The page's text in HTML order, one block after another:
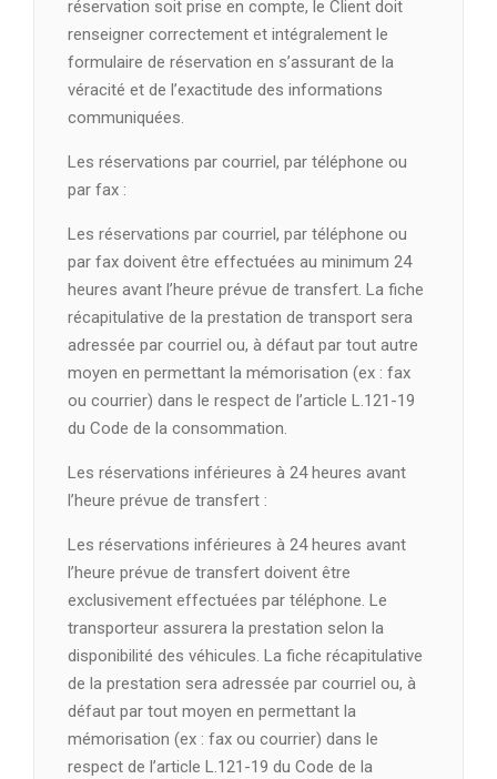
réservation soit prise en compte, le Client doit
renseigner correctement et intégralement le
formulaire de réservation en s’assurant de la
véracité et de l’exactitude des informations
communiquées.
Les réservations par courriel, par téléphone ou
par fax :
Les réservations par courriel, par téléphone ou
par fax doivent être effectuées au minimum 24
heures avant l’heure prévue de transfert. La fiche
récapitulative de la prestation de transport sera
adressée par courriel ou, à défaut par tout autre
moyen en permettant la mémorisation (ex : fax
ou courrier) dans le respect de l’article L.121-19
du Code de la consommation.
Les réservations inférieures à 24 heures avant
l’heure prévue de transfert :
Les réservations inférieures à 24 heures avant
l’heure prévue de transfert doivent être
exclusivement effectuées par téléphone. Le
transporteur assurera la prestation selon la
disponibilité des véhicules. La fiche récapitulative
de la prestation sera adressée par courriel ou, à
défaut par tout moyen en permettant la
mémorisation (ex : fax ou courrier) dans le
respect de l’article L.121-19 du Code de la